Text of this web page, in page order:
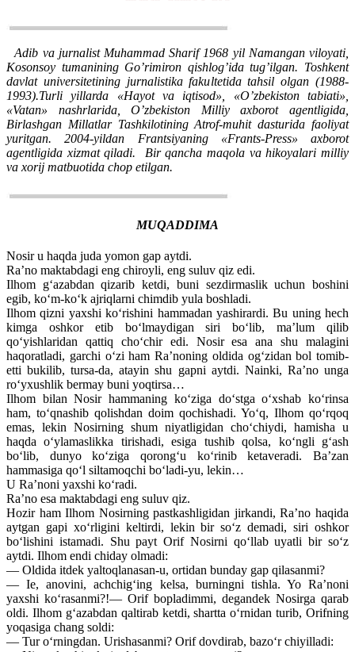
Adib va jurnalist Muhammad Sharif 1968 yil Namangan viloyati,
Kosonsoy tumanining Go’rimiron qishlog’ida tug’ilgan. Toshkent
davlat universitetining jurnalistika fakultetida tahsil olgan (1988-
1993).Turli yillarda «Hayot va iqtisod», «O’zbekiston tabiati»,
«Vatan» nashrlarida, O’zbekiston Milliy axborot agentligida,
Birlashgan Millatlar Tashkilotining Atrof-muhit dasturida faoliyat
yuritgan. 2004-yildan Frantsiyaning «Frants-Press» axborot
agentligida xizmat qiladi. Bir qancha maqola va hikoyalari milliy
va xorij matbuotida chop etilgan.
MUQADDIMA
Nosir u haqda juda yomon gap aytdi.
Ra’no maktabdagi eng chiroyli, eng suluv qiz edi.
Ilhom g‘azabdan qizarib ketdi, buni sezdirmaslik uchun boshini
egib, ko‘m-ko‘k ajriqlarni chimdib yula boshladi.
Ilhom qizni yaxshi ko‘rishini hammadan yashirardi. Bu uning hech
kimga oshkor etib bo‘lmaydigan siri bo‘lib, ma’lum qilib
qo‘yishlaridan qattiq cho‘chir edi. Nosir esa ana shu malagini
haqoratladi, garchi o‘zi ham Ra’noning oldida og‘zidan bol tomib-
etti bukilib, tursa-da, atayin shu gapni aytdi. Nainki, Ra’no unga
ro‘yxushlik bermay buni yoqtirsa…
Ilhom bilan Nosir hammaning ko‘ziga do‘stga o‘xshab ko‘rinsa
ham, to‘qnashib qolishdan doim qochishadi. Yo‘q, Ilhom qo‘rqoq
emas, lekin Nosirning shum niyatligidan cho‘chiydi, hamisha u
haqda o‘ylamaslikka tirishadi, esiga tushib qolsa, ko‘ngli g‘ash
bo‘lib, dunyo ko‘ziga qorong‘u ko‘rinib ketaveradi. Ba’zan
hammasiga qo‘l siltamoqchi bo‘ladi-yu, lekin…
U Ra’noni yaxshi ko‘radi.
Ra’no esa maktabdagi eng suluv qiz.
Hozir ham Ilhom Nosirning pastkashligidan jirkandi, Ra’no haqida
aytgan gapi xo‘rligini keltirdi, lekin bir so‘z demadi, siri oshkor
bo‘lishini istamadi. Shu payt Orif Nosirni qo‘llab uyatli bir so‘z
aytdi. Ilhom endi chiday olmadi:
— Oldida itdek yaltoqlanasan-u, ortidan bunday gap qilasanmi?
— Ie, anovini, achchig‘ing kelsa, burningni tishla. Yo Ra’noni
yaxshi ko‘rasanmi?!— Orif bopladimmi, degandek Nosirga qarab
oldi. Ilhom g‘azabdan qaltirab ketdi, shartta o‘rnidan turib, Orifning
yoqasiga chang soldi:
— Tur o‘rningdan. Urishasanmi? Orif dovdirab, bazo‘r chiyilladi: